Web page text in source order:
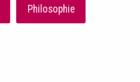
Philosophie